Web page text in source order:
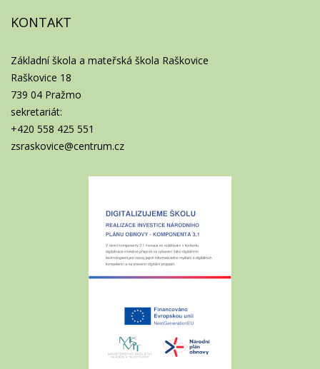
KONTAKT
Základní škola a mateřská škola Raškovice
Raškovice 18
739 04 Pražmo
sekretariát:
+420 558 425 551
zsraskovice@centrum.cz